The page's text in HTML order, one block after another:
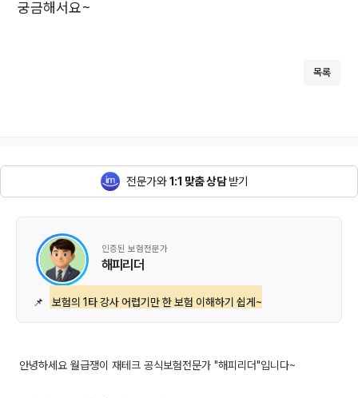
궁금해서요~
목록
전문가와1:1 맞춤 상담받기
인증된 보험전문가
해피리더
📌 보험의 1타 강사 어렵기만 한 보험 이해하기 쉽게~
안녕하세요 월급쟁이 재테크 공식보험전문가 "해피리더"입니다~